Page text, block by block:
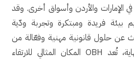
في الإمارات والأردن وأسواق أخرى. وقد
بيئة فريدة ومبتكرة وتجربة ودّية
عن حلول قانونية مهنية وفعّالة من
حيث التكلفة. وفي النهاية، تُعد OBH المكان المثالي للارتقاء